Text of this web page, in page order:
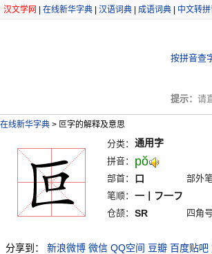
汉文学网 在线新华字典 汉语词典 成语词典 中文转
按拼音查
提示： 请
在线新华字典 > 叵字的解释及意思
分类： 通用字
拼音： pŏ
部首： 口 部外
笔顺： 一丨フ一フ
仓颉： SR 四角
分享到： 新浪微博 微信 QQ空间 豆瓣 百度贴吧